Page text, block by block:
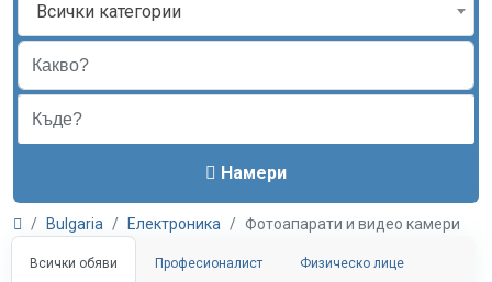
Всички категории
Намери
Bulgaria Електроника Фотоапарати и видео камери
Всички обяви Професионалист Физическо лице